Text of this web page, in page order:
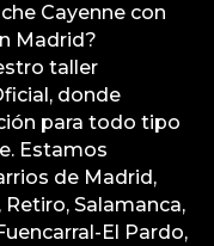
Cayenne con
Madrid?
taller
donde
para todo tipo
Estamos
de Madrid,
Salamanca,
El Pardo,